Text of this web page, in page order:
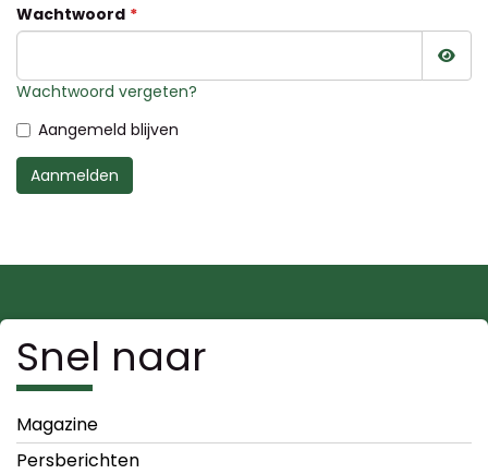
Wachtwoord
Wachtwoord vergeten?
Aangemeld blijven
Aanmelden
Snel naar
Magazine
Persberichten